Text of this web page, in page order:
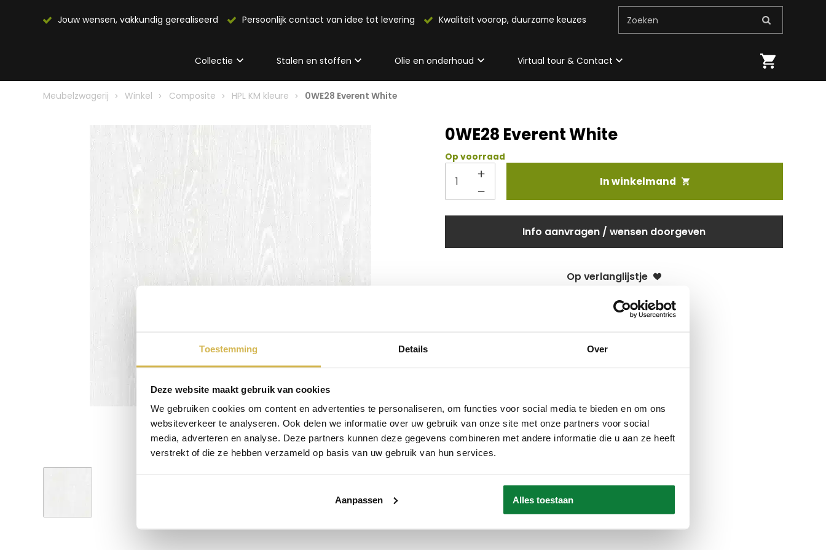
Toestemming Details Over
Deze website maakt gebruik van cookies
We gebruiken cookies om content en advertenties te personaliseren, om functies voor social media te bieden en om ons
websiteverkeer te analyseren. Ook delen we informatie over uw gebruik van onze site met onze partners voor social
media, adverteren en analyse. Deze partners kunnen deze gegevens combineren met andere informatie die u aan ze heeft
verstrekt of die ze hebben verzameld op basis van uw gebruik van hun services.
Aanpassen Alles toestaan
Jouw wensen, vakkundig gerealiseerd Persoonlijk contact van idee tot levering Kwaliteit voorop, duurzame keuzes Zoeken
Collectie Stalen en stoffen Olie en onderhoud Virtual tour & Contact
Meubelzwagerij Winkel Composite HPL KM kleure 0WE28 Everent White
0WE28 Everent White
Op voorraad
In winkelmand
Info aanvragen / wensen doorgeven
Op verlanglijstje